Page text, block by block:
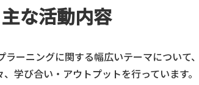
主な活動内容
ラーニングに関する幅広いテーマについて、
学び合い・アウトプットを行っています。